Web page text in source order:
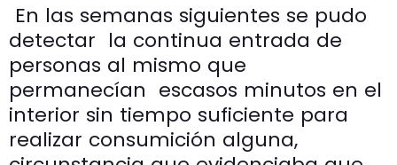
En las semanas siguientes se pudo
detectar la continua entrada de
personas al mismo que
permanecían escasos minutos en el
interior sin tiempo suficiente para
realizar consumición alguna,